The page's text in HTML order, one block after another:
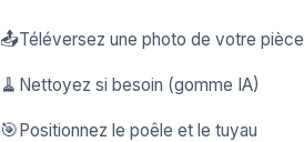
📤Téléversez une photo de votre pièce
🧹 Nettoyez si besoin (gomme IA)
🎯Positionnez le poêle et le tuyau